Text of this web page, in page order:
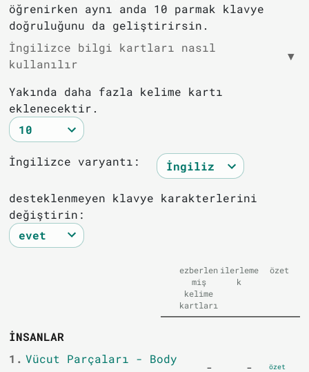
öğrenirken aynı anda 10 parmak klavye
doğruluğunu da geliştirirsin.
İngilizce bilgi kartları nasıl
kullanılır
▼
Yakında daha fazla kelime kartı
eklenecektir.
İngilizce varyantı:
desteklenmeyen klavye karakterlerini
değiştirin:
ezberlen
miş
kelime
kartları
ilerleme
k
özet
İNSANLAR
1. Vücut Parçaları - Body
- - özet